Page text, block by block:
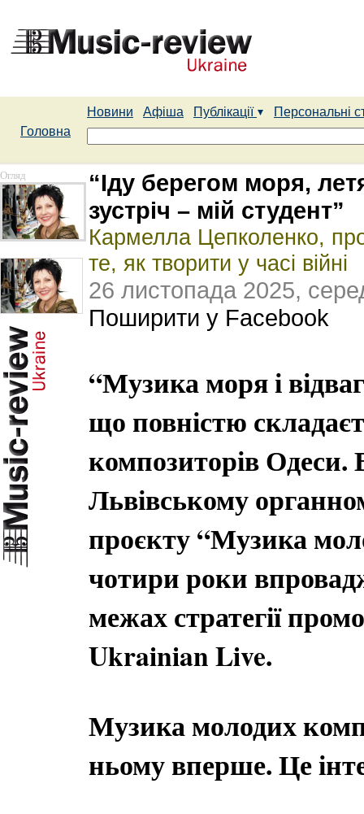
Новини Афіша Публікації
Персональні
Головна
Огляд
“Іду берегом моря,
зустріч – мій студент”
Кармелла Цепколенко,
те, як творити у часі війні
26 листопада 2025,
Поширити у Facebook
“Музика моря і
що повністю
композиторів Одеси.
Львівському
проєкту “Музика
чотири роки
межах стратегії
Ukrainian Live.
Музика молодих
ньому вперше. Це